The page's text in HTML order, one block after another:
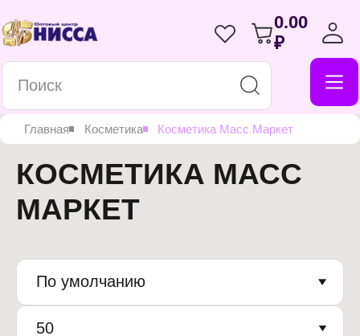
0.00
₽
Главная Косметика Косметика Масс Маркет
КОСМЕТИКА МАСС
МАРКЕТ
По умолчанию
50